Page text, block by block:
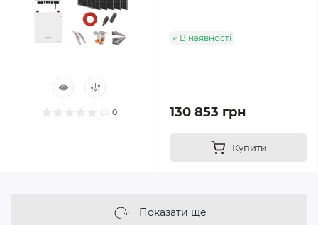
0
В наявності
130 853 грн
Купити
Показати ще